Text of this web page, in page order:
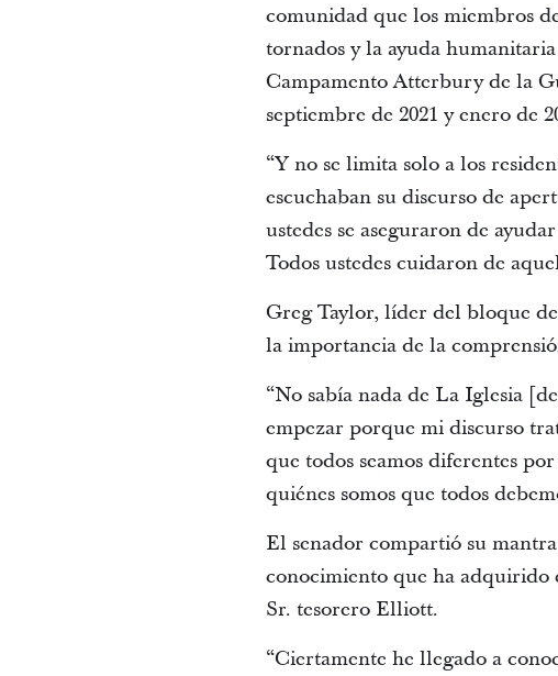
comunidad que los miembros
tornados y la ayuda
Campamento Atterbury de la
septiembre de 2021 y enero de
“Y no se limita solo a los
escuchaban su discurso de
ustedes se aseguraron de
Todos ustedes cuidaron de
Greg Taylor, líder del bloque
la importancia de la
“No sabía nada de La Iglesia
empezar porque mi discurso
que todos seamos diferentes
quiénes somos que todos
El senador compartió su
conocimiento que ha adquirido
Sr. tesorero Elliott.
“Ciertamente he llegado a